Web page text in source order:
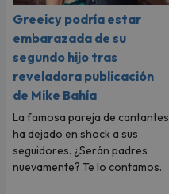
Greeicy podría estar
embarazada de su
segundo hijo tras
reveladora publicación
de Mike Bahía
La famosa pareja de cantantes
ha dejado en shock a sus
seguidores. ¿Serán padres
nuevamente? Te lo contamos.